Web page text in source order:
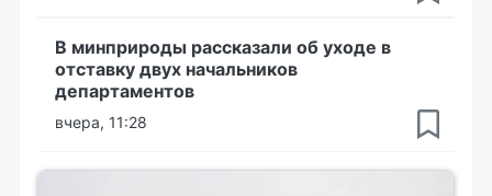
В минприроды рассказали об уходе в
отставку двух начальников
департаментов
вчера, 11:28